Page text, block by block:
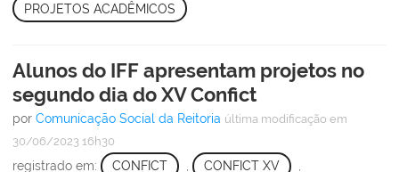
PROJETOS ACADÊMICOS
Alunos do IFF apresentam projetos no
segundo dia do XV Confict
por Comunicação Social da Reitoria última modificação em
30/06/2023 16h30
registrado em: CONFICT , CONFICT XV ,